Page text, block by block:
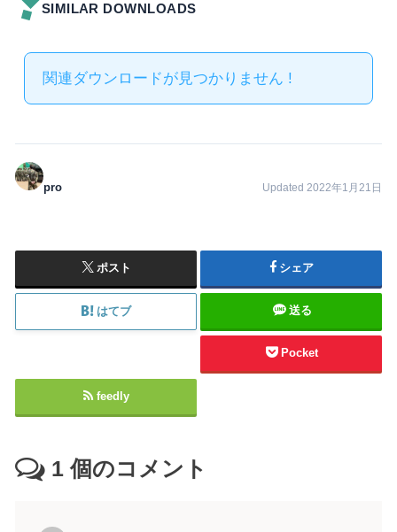
SIMILAR DOWNLOADS
関連ダウンロードが見つかりません !
pro Updated 2022年1月21日
ポスト シェア
はてブ 送る
Pocket
feedly
1個のコメント